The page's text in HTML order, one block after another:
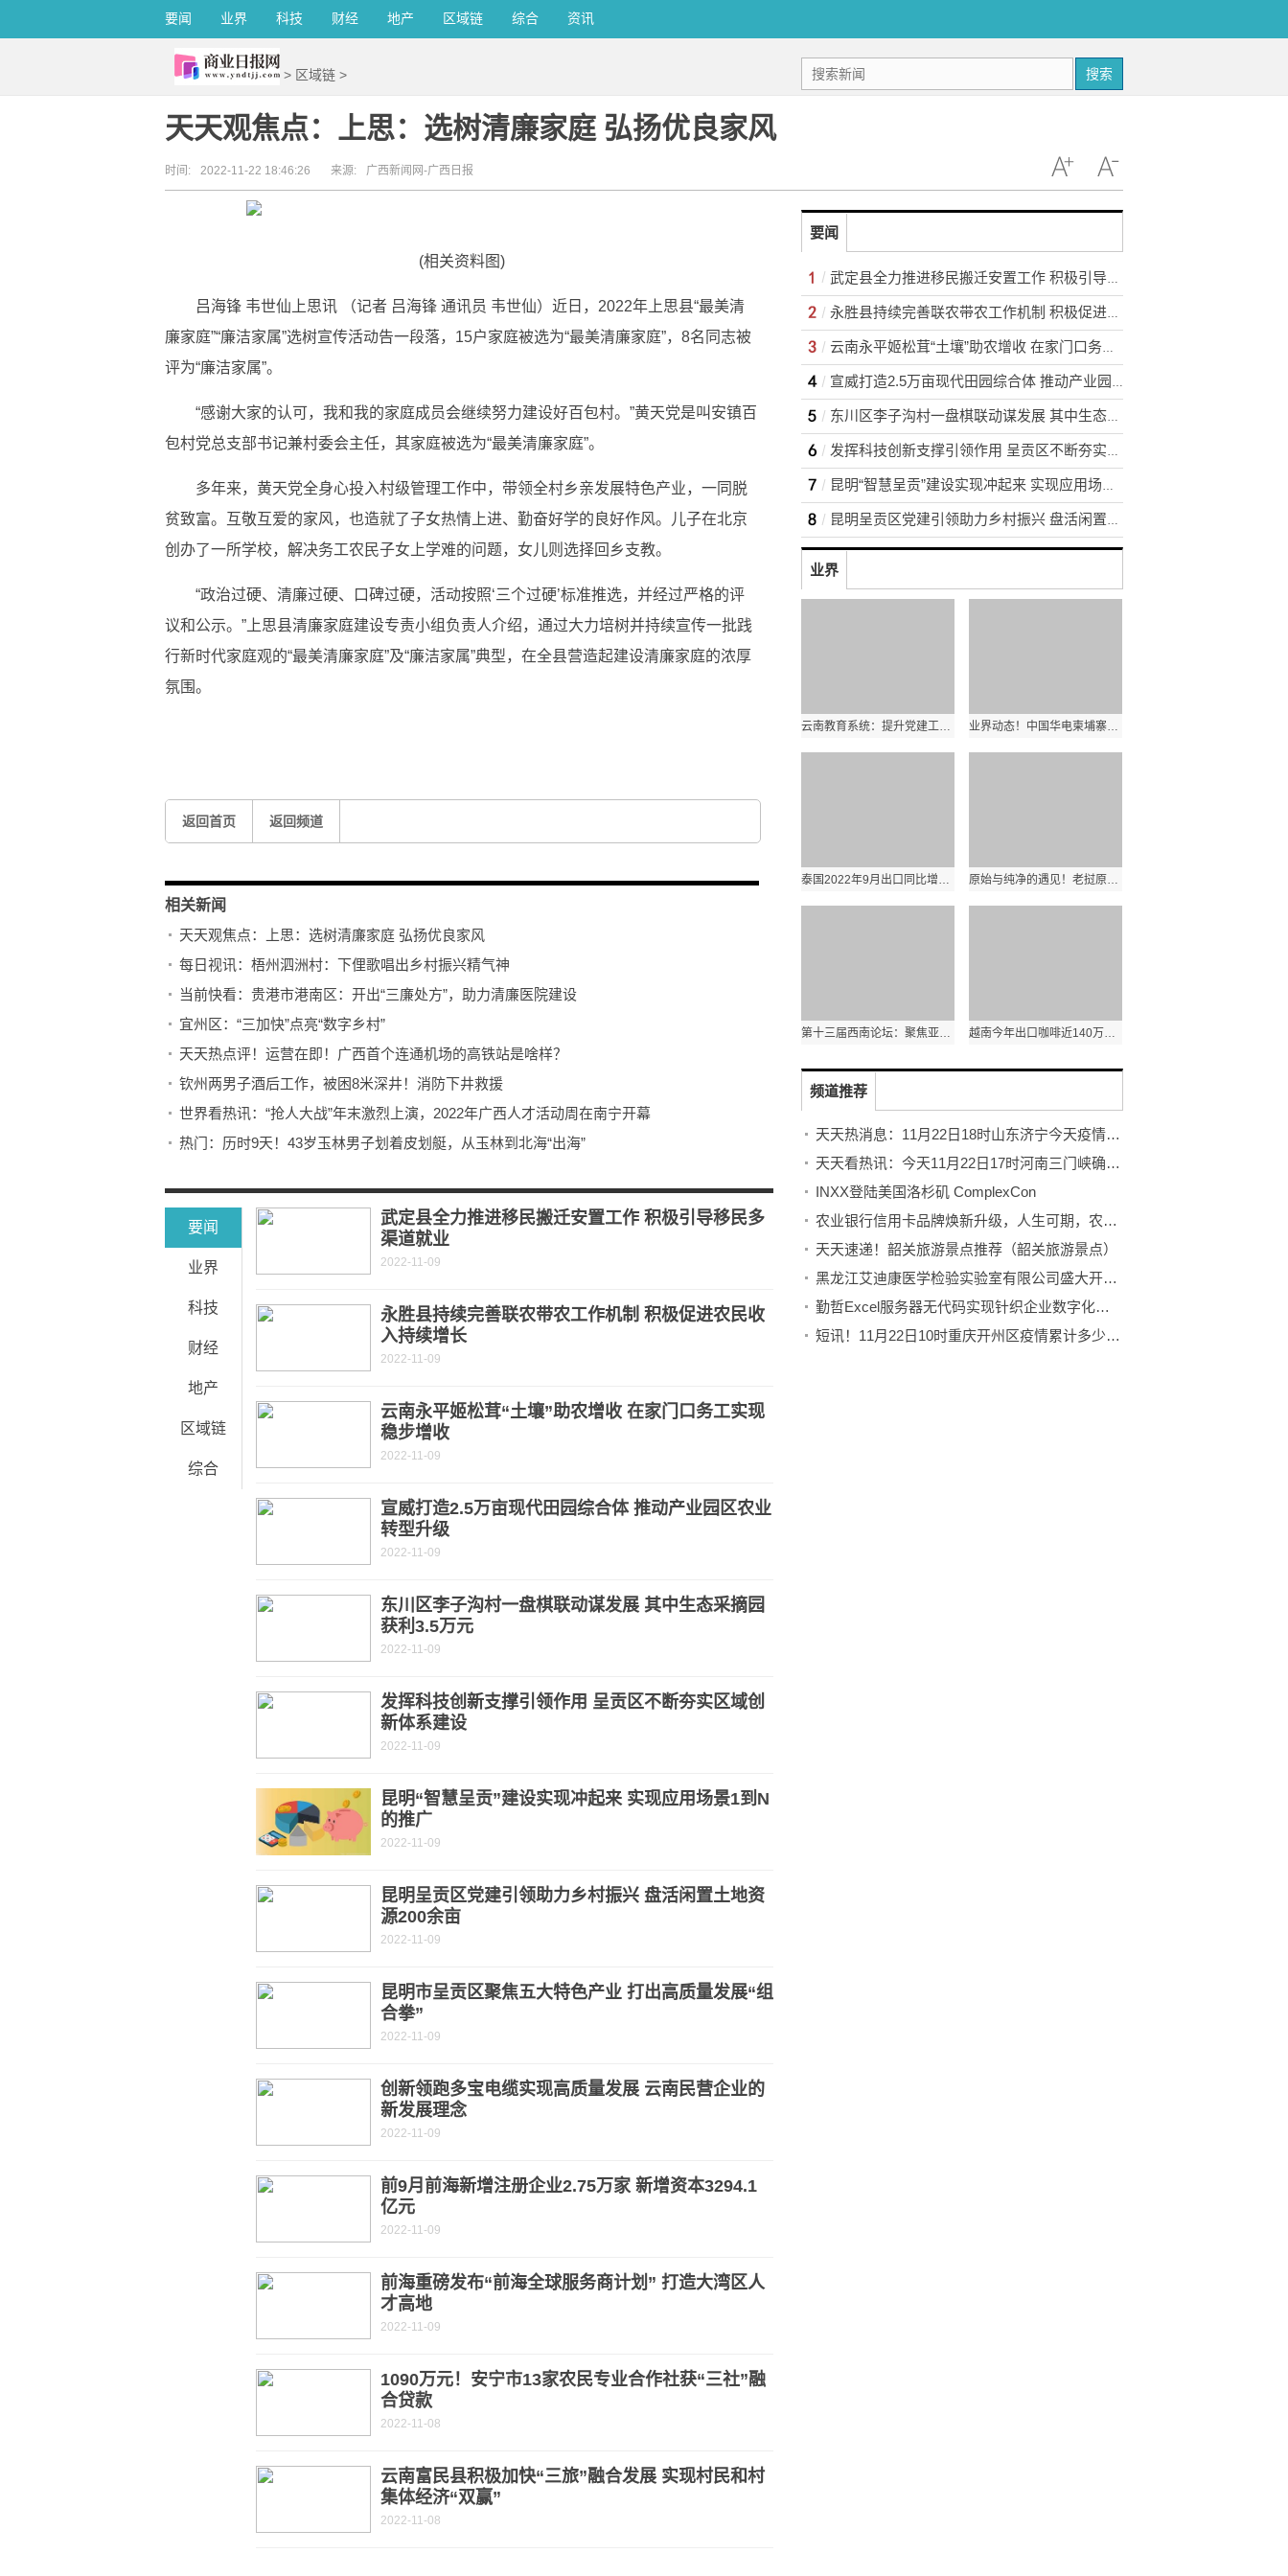
要闻 业界 科技 财经 地产 区域链 综合 资讯
> 区域链 > 搜索
天天观焦点：上思：选树清廉家庭 弘扬优良家风
时间: 2022-11-22 18:46:26 来源: 广西新闻网-广西日报
(相关资料图)
吕海锋 韦世仙上思讯 （记者 吕海锋 通讯员 韦世仙）近日，2022年上思县“最美清
廉家庭”“廉洁家属”选树宣传活动告一段落，15户家庭被选为“最美清廉家庭”，8名同志被
评为“廉洁家属”。
“感谢大家的认可，我和我的家庭成员会继续努力建设好百包村。”黄天党是叫安镇百
包村党总支部书记兼村委会主任，其家庭被选为“最美清廉家庭”。
多年来，黄天党全身心投入村级管理工作中，带领全村乡亲发展特色产业，一同脱
贫致富。互敬互爱的家风，也造就了子女热情上进、勤奋好学的良好作风。儿子在北京
创办了一所学校，解决务工农民子女上学难的问题，女儿则选择回乡支教。
“政治过硬、清廉过硬、口碑过硬，活动按照‘三个过硬’标准推选，并经过严格的评
议和公示。”上思县清廉家庭建设专责小组负责人介绍，通过大力培树并持续宣传一批践
行新时代家庭观的“最美清廉家庭”及“廉洁家属”典型，在全县营造起建设清廉家庭的浓厚
氛围。
返回首页 返回频道
相关新闻
天天观焦点：上思：选树清廉家庭 弘扬优良家风
每日视讯：梧州泗洲村：下俚歌唱出乡村振兴精气神
当前快看：贵港市港南区：开出“三廉处方”，助力清廉医院建设
宜州区：“三加快”点亮“数字乡村”
天天热点评！运营在即！广西首个连通机场的高铁站是啥样？
钦州两男子酒后工作，被困8米深井！消防下井救援
世界看热讯：“抢人大战”年末激烈上演，2022年广西人才活动周在南宁开幕
热门：历时9天！43岁玉林男子划着皮划艇，从玉林到北海“出海”
要闻
业界
科技
财经
地产
区域链
综合
武定县全力推进移民搬迁安置工作 积极引导移民多
渠道就业
2022-11-09
永胜县持续完善联农带农工作机制 积极促进农民收
入持续增长
2022-11-09
云南永平姬松茸“土壤”助农增收 在家门口务工实现
稳步增收
2022-11-09
宣威打造2.5万亩现代田园综合体 推动产业园区农业
转型升级
2022-11-09
东川区李子沟村一盘棋联动谋发展 其中生态采摘园
获利3.5万元
2022-11-09
发挥科技创新支撑引领作用 呈贡区不断夯实区域创
新体系建设
2022-11-09
昆明“智慧呈贡”建设实现冲起来 实现应用场景1到N
的推广
2022-11-09
昆明呈贡区党建引领助力乡村振兴 盘活闲置土地资
源200余亩
2022-11-09
昆明市呈贡区聚焦五大特色产业 打出高质量发展“组
合拳”
2022-11-09
创新领跑多宝电缆实现高质量发展 云南民营企业的
新发展理念
2022-11-09
前9月前海新增注册企业2.75万家 新增资本3294.1
亿元
2022-11-09
前海重磅发布“前海全球服务商计划” 打造大湾区人
才高地
2022-11-09
1090万元！安宁市13家农民专业合作社获“三社”融
合贷款
2022-11-08
云南富民县积极加快“三旅”融合发展 实现村民和村
集体经济“双赢”
2022-11-08
要闻
武定县全力推进移民搬迁安置工作 积极引导移民多渠道就业
永胜县持续完善联农带农工作机制 积极促进农民收入持续增长
云南永平姬松茸“土壤”助农增收 在家门口务工实现稳步增收
宣威打造2.5万亩现代田园综合体 推动产业园区农业转型升级
东川区李子沟村一盘棋联动谋发展 其中生态采摘园获利3.5万元
发挥科技创新支撑引领作用 呈贡区不断夯实区域创新体系建设
昆明“智慧呈贡”建设实现冲起来 实现应用场景1到N的推广
昆明呈贡区党建引领助力乡村振兴 盘活闲置土地资源200余亩
业界
云南教育系统：提升党建工作质量是办学治校的基本功和生命线 业界动态！中国华电柬埔寨西港项目首台机组顺利通过试验
泰国2022年9月出口同比增长7.8% 农产品出口额同比增长1.8% 原始与纯净的遇见！老挝原生态古树茶亮相第五届进博会
第十三届西南论坛：聚焦亚太格局演变和区域合作新发展 越南今年出口咖啡近140万吨 其中出口额达31.6亿美元
频道推荐
天天热消息：11月22日18时山东济宁今天疫情最新消息 11月22日18时山东济宁最新疫情情况
天天看热讯：今天11月22日17时河南三门峡确诊名单 11月22日17时河南三门峡最新确诊数
INXX登陆美国洛杉矶 ComplexCon
农业银行信用卡品牌焕新升级，人生可期，农情长伴
天天速递！韶关旅游景点推荐（韶关旅游景点）
黑龙江艾迪康医学检验实验室有限公司盛大开业！
勤哲Excel服务器无代码实现针织企业数字化管理系统
短讯！11月22日10时重庆开州区疫情累计多少例 重庆开州区此次疫情最新确诊人数